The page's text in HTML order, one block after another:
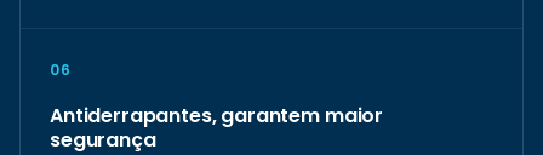
06
Antiderrapantes, garantem maior
segurança